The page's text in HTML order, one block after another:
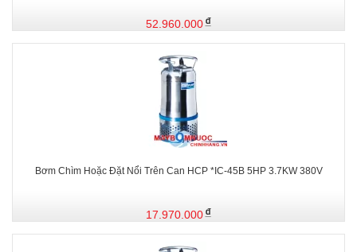
52.960.000
Bơm Chìm Hoặc Đặt Nổi Trên Can HCP *IC-45B 5HP 3.7KW 380V
17.970.000